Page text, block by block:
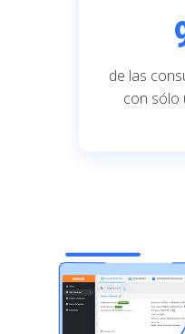
de las
con sólo